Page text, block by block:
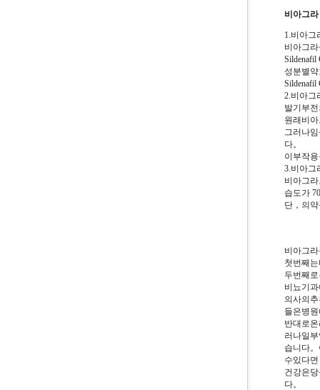
비아그
1.비아그
비아그
Sildenafil
성분별
2.비아그
발기부
원래비
그러나
다。
이부작
3.비아그
비아그
습도가
단，의
비아그
첫번째
두번째
비뇨기
의사의
들은병
반대로
러나일
습니다
수있다
건강은
다。